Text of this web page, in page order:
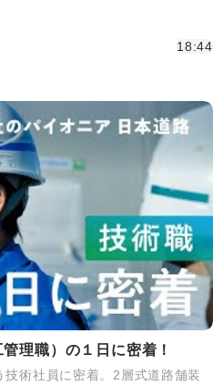
18:44
理職）の１日に密着！
術社員に密着。2層式道路舗装